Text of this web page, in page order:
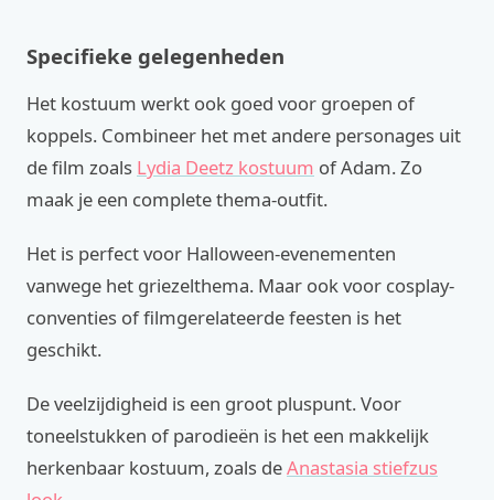
Specifieke gelegenheden
Het kostuum werkt ook goed voor groepen of
koppels. Combineer het met andere personages uit
de film zoals Lydia Deetz kostuum of Adam. Zo
maak je een complete thema-outfit.
Het is perfect voor Halloween-evenementen
vanwege het griezelthema. Maar ook voor cosplay-
conventies of filmgerelateerde feesten is het
geschikt.
De veelzijdigheid is een groot pluspunt. Voor
toneelstukken of parodieën is het een makkelijk
herkenbaar kostuum, zoals deAnastasia stiefzus